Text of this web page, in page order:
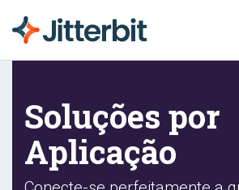
Soluções por
Aplicação